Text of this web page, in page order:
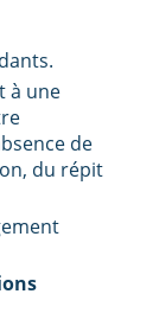
à une
de
du répit